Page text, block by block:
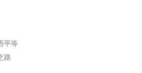
平等
路